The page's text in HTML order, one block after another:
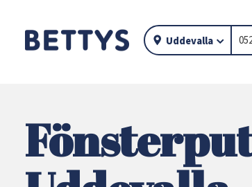
Uddevalla